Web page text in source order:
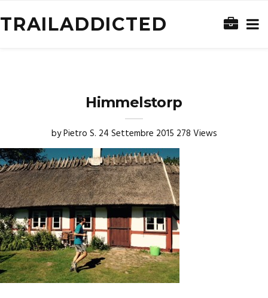
TRAILADDICTED
Himmelstorp
byPietro S. 24 Settembre 2015 278 Views